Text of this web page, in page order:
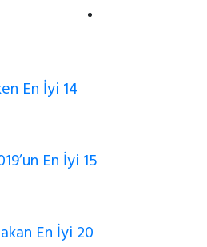
En İyi 14
En İyi 15
En İyi 20